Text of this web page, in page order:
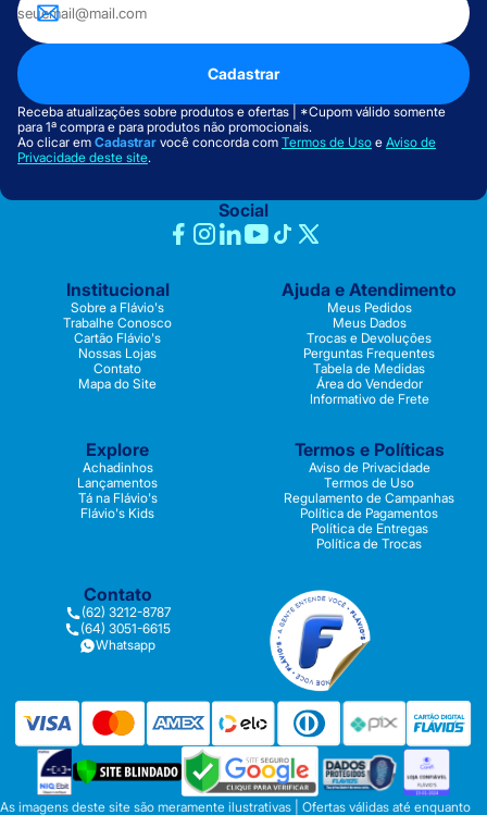
Cadastrar
Receba atualizações sobre produtos e ofertas | *Cupom válido somente
para 1ª compra e para produtos não promocionais.
Ao clicar em Cadastrar você concorda com Termos de Uso e Aviso de
Privacidade deste site.
Social
Institucional
Sobre a Flávio's
Trabalhe Conosco
Cartão Flávio's
Nossas Lojas
Contato
Mapa do Site
Ajuda e Atendimento
Meus Pedidos
Meus Dados
Trocas e Devoluções
Perguntas Frequentes
Tabela de Medidas
Área do Vendedor
Informativo de Frete
Explore
Achadinhos
Lançamentos
Tá na Flávio's
Flávio's Kids
Termos e Políticas
Aviso de Privacidade
Termos de Uso
Regulamento de Campanhas
Política de Pagamentos
Política de Entregas
Política de Trocas
Contato
(62) 3212-8787
(64) 3051-6615
Whatsapp
As imagens deste site são meramente ilustrativas | Ofertas válidas até enquanto